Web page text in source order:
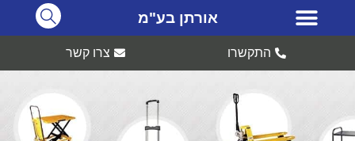
אורתן בע"מ
התקשרו צרו קשר